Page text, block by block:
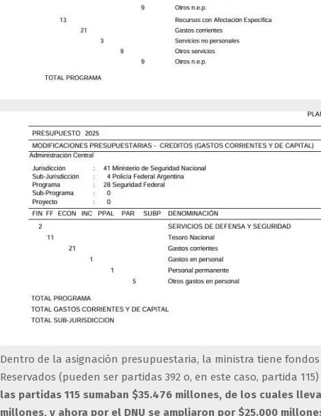
Dentro de la asignación presupuestaria, la ministra tiene
Reservados (pueden ser partidas 392 o, en este caso, partida
las partidas 115 sumaban $35.476 millones, de los cuales
millones, y ahora por el DNU se ampliaron por $25.000